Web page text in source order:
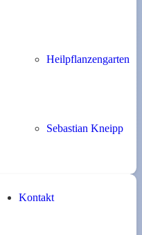
Heilpflanzengarten
Sebastian Kneipp
Kontakt